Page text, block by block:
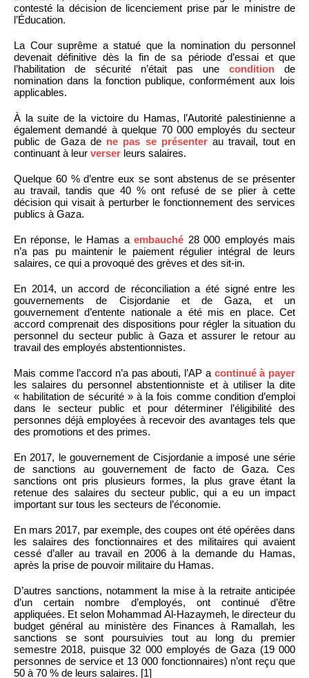
contesté la décision de licenciement prise par le ministre de
l’Éducation.
La Cour suprême a statué que la nomination du personnel
devenait définitive dès la fin de sa période d’essai et que
l’habilitation de sécurité n’était pas une condition de
nomination dans la fonction publique, conformément aux lois
applicables.
À la suite de la victoire du Hamas, l’Autorité palestinienne a
également demandé à quelque 70 000 employés du secteur
public de Gaza de ne pas se présenterau travail, tout en
continuant à leur verser leurs salaires.
Quelque 60 % d’entre eux se sont abstenus de se présenter
au travail, tandis que 40 % ont refusé de se plier à cette
décision qui visait à perturber le fonctionnement des services
publics à Gaza.
En réponse, le Hamas aembauché 28 000 employés mais
n’a pas pu maintenir le paiement régulier intégral de leurs
salaires, ce qui a provoqué des grèves et des sit-in.
En 2014, un accord de réconciliation a été signé entre les
gouvernements de Cisjordanie et de Gaza, et un
gouvernement d’entente nationale a été mis en place. Cet
accord comprenait des dispositions pour régler la situation du
personnel du secteur public à Gaza et assurer le retour au
travail des employés abstentionnistes.
Mais comme l’accord n’a pas abouti, l’AP a continué à payer
les salaires du personnel abstentionniste et à utiliser la dite
« habilitation de sécurité » à la fois comme condition d’emploi
dans le secteur public et pour déterminer l’éligibilité des
personnes déjà employées à recevoir des avantages tels que
des promotions et des primes.
En 2017, le gouvernement de Cisjordanie a imposé une série
de sanctions au gouvernement de facto de Gaza. Ces
sanctions ont pris plusieurs formes, la plus grave étant la
retenue des salaires du secteur public, qui a eu un impact
important sur tous les secteurs de l’économie.
En mars 2017, par exemple, des coupes ont été opérées dans
les salaires des fonctionnaires et des militaires qui avaient
cessé d’aller au travail en 2006 à la demande du Hamas,
après la prise de pouvoir militaire du Hamas.
D’autres sanctions, notamment la mise à la retraite anticipée
d’un certain nombre d’employés, ont continué d’être
appliquées. Et selon Mohammad Al-Hazaymeh, le directeur du
budget général au ministère des Finances à Ramallah, les
sanctions se sont poursuivies tout au long du premier
semestre 2018, puisque 32 000 employés de Gaza (19 000
personnes de service et 13 000 fonctionnaires) n’ont reçu que
50 à 70 % de leurs salaires. [1]